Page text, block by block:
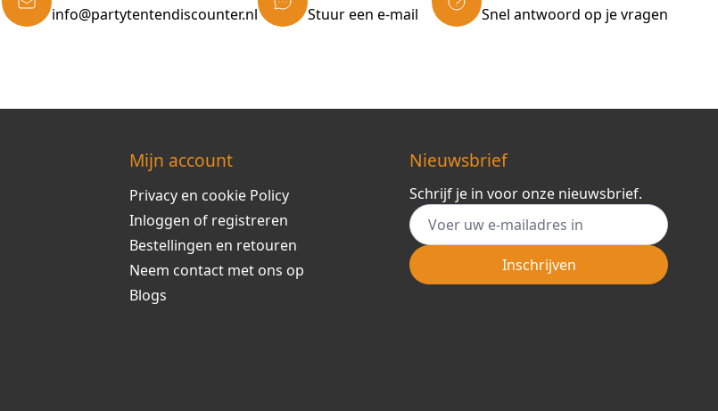
info@partytentendiscounter.nl
Stuur een e-mail
Snel antwoord op je vragen
Mijn account
Privacy en cookie Policy
Inloggen of registreren
Bestellingen en retouren
Neem contact met ons op
Blogs
Nieuwsbrief
Schrijf je in voor onze nieuwsbrief.
E-mail adres
Inschrijven